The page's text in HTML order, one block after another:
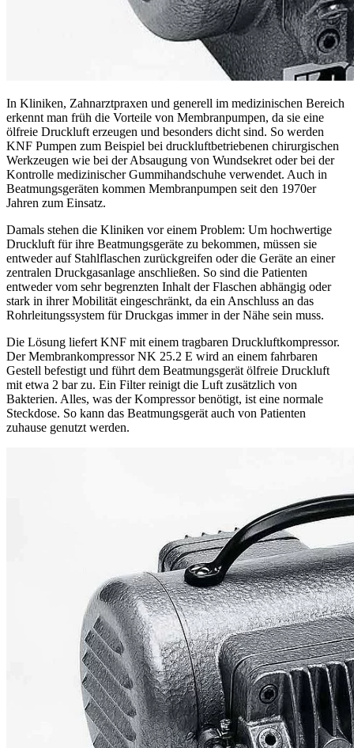
In Kliniken, Zahnarztpraxen und generell im medizinischen Bereich
erkennt man früh die Vorteile von Membranpumpen, da sie eine
ölfreie Druckluft erzeugen und besonders dicht sind. So werden
KNF Pumpen zum Beispiel bei druckluftbetriebenen chirurgischen
Werkzeugen wie bei der Absaugung von Wundsekret oder bei der
Kontrolle medizinischer Gummihandschuhe verwendet. Auch in
Beatmungsgeräten kommen Membranpumpen seit den 1970er
Jahren zum Einsatz.
Damals stehen die Kliniken vor einem Problem: Um hochwertige
Druckluft für ihre Beatmungsgeräte zu bekommen, müssen sie
entweder auf Stahlflaschen zurückgreifen oder die Geräte an einer
zentralen Druckgasanlage anschließen. So sind die Patienten
entweder vom sehr begrenzten Inhalt der Flaschen abhängig oder
stark in ihrer Mobilität eingeschränkt, da ein Anschluss an das
Rohrleitungssystem für Druckgas immer in der Nähe sein muss.
Die Lösung liefert KNF mit einem tragbaren Druckluftkompressor.
Der Membrankompressor NK 25.2 E wird an einem fahrbaren
Gestell befestigt und führt dem Beatmungsgerät ölfreie Druckluft
mit etwa 2 bar zu. Ein Filter reinigt die Luft zusätzlich von
Bakterien. Alles, was der Kompressor benötigt, ist eine normale
Steckdose. So kann das Beatmungsgerät auch von Patienten
zuhause genutzt werden.